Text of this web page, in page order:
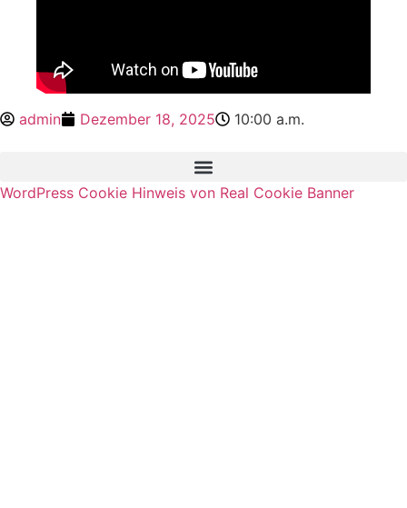
admin Dezember 18, 2025 10:00 a.m.
WordPress Cookie Hinweis von Real Cookie Banner